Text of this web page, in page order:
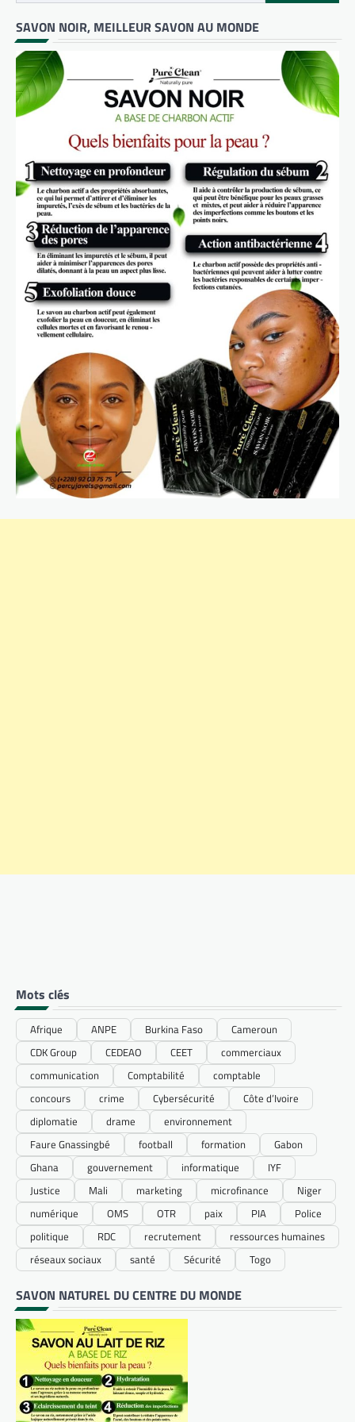
SAVON NOIR, MEILLEUR SAVON AU MONDE
Mots clés
Afrique ANPE Burkina Faso
Cameroun
CDK Group
CEDEAO CEET
commerciaux
communication
Comptabilité
comptable
concours
crime Cybersécurité
Côte d’Ivoire
diplomatie
drame
environnement
Faure Gnassingbé
football formation
Gabon
Ghana
gouvernement informatique
IYF
Justice
Mali marketing microfinance
Niger
numérique
OMS OTR paix PIA
Police
politique
RDC recrutement
ressources humaines
réseaux sociaux
santé Sécurité Togo
SAVON NATUREL DU CENTRE DU MONDE